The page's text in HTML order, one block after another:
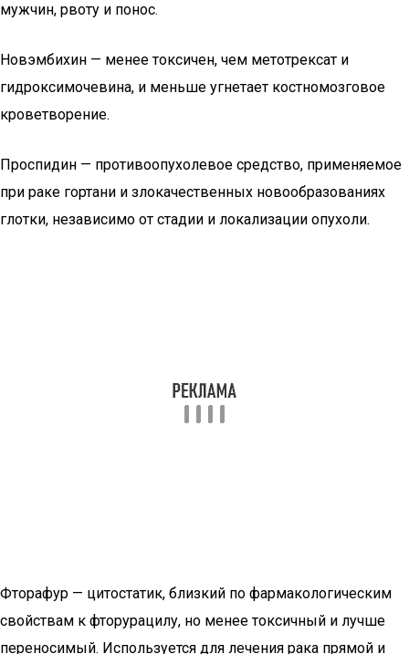
мужчин, рвоту и понос.
Новэмбихин — менее токсичен, чем метотрексат и
гидроксимочевина, и меньше угнетает костномозговое
кроветворение.
Проспидин — противоопухолевое средство, применяемое
при раке гортани и злокачественных новообразованиях
глотки, независимо от стадии и локализации опухоли.
Фторафур — цитостатик, близкий по фармакологическим
свойствам к фторурацилу, но менее токсичный и лучше
переносимый. Используется для лечения рака прямой и